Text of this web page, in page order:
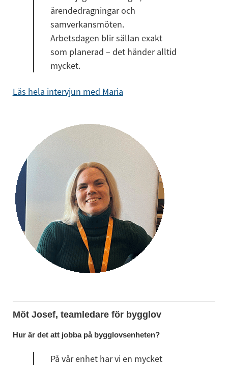
ärendedragningar och
samverkansmöten.
Arbetsdagen blir sällan exakt
som planerad – det händer alltid
mycket.
Läs hela intervjun med Maria
Möt Josef, teamledare för bygglov
Hur är det att jobba på bygglovsenheten?
På vår enhet har vi en mycket